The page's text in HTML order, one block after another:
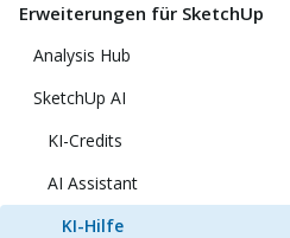
Erweiterungen für SketchUp
Analysis Hub
SketchUp AI
KI-Credits
AI Assistant
KI-Hilfe